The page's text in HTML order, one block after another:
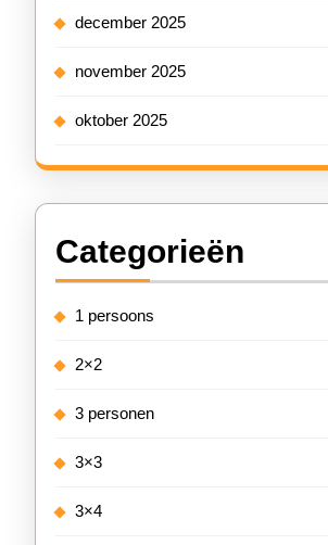
december 2025
november 2025
oktober 2025
Categorieën
1 persoons
2×2
3 personen
3×3
3×4